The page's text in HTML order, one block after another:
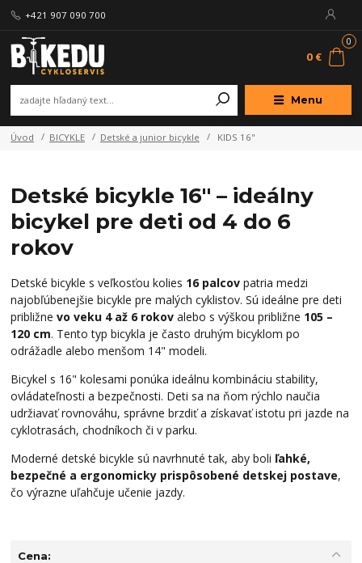
Menu
+421 907 090 700
0
0 €
Úvod BICYKLE Detské a junior bicykle KIDS 16"
Detské bicykle 16" – ideálny
bicykel pre deti od 4 do 6
rokov
Detské bicykle s veľkosťou kolies 16 palcov patria medzi
najobľúbenejšie bicykle pre malých cyklistov. Sú ideálne pre deti
približnevo veku 4 až 6 rokov alebo s výškou približne 105 –
120 cm. Tento typ bicykla je často druhým bicyklom po
odrážadle alebo menšom 14" modeli.
Bicykel s 16" kolesami ponúka ideálnu kombináciu stability,
ovládateľnosti a bezpečnosti. Deti sa na ňom rýchlo naučia
udržiavať rovnováhu, správne brzdiť a získavať istotu pri jazde na
cyklotrasách, chodníkoch či v parku.
Moderné detské bicykle sú navrhnuté tak, aby boli ľahké,
bezpečné a ergonomicky prispôsobené detskej postave,
čo výrazne uľahčuje učenie jazdy.
Cena: